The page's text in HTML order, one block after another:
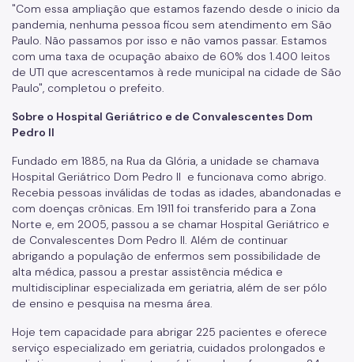
"Com essa ampliação que estamos fazendo desde o inicio da
pandemia, nenhuma pessoa ficou sem atendimento em São
Paulo. Não passamos por isso e não vamos passar. Estamos
com uma taxa de ocupação abaixo de 60% dos 1.400 leitos
de UTI que acrescentamos à rede municipal na cidade de São
Paulo", completou o prefeito.
Sobre o Hospital Geriátrico e de Convalescentes Dom
Pedro II
Fundado em 1885, na Rua da Glória, a unidade se chamava
Hospital Geriátrico Dom Pedro II e funcionava como abrigo.
Recebia pessoas inválidas de todas as idades, abandonadas e
com doenças crônicas. Em 1911 foi transferido para a Zona
Norte e, em 2005, passou a se chamar Hospital Geriátrico e
de Convalescentes Dom Pedro II. Além de continuar
abrigando a população de enfermos sem possibilidade de
alta médica, passou a prestar assistência médica e
multidisciplinar especializada em geriatria, além de ser pólo
de ensino e pesquisa na mesma área.
Hoje tem capacidade para abrigar 225 pacientes e oferece
serviço especializado em geriatria, cuidados prolongados e